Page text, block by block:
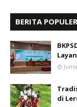
BERITA POPULER
di